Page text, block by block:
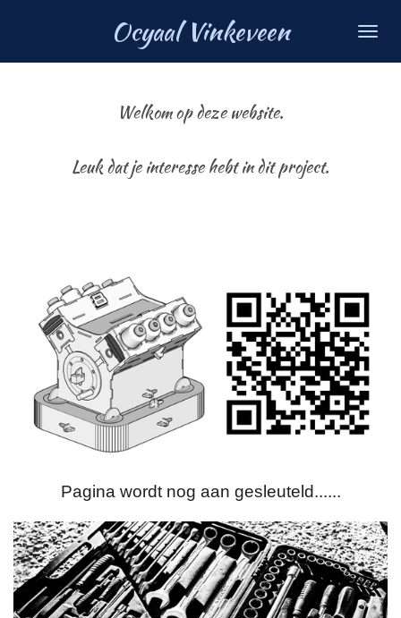
Ocyaal Vinkeveen
Welkom op deze website.
Leuk dat je interesse hebt in dit project.
Pagina wordt nog aan gesleuteld......